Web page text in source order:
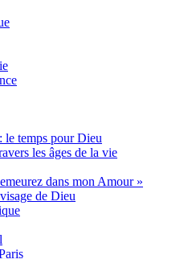
le temps pour Dieu
les âges de la vie
dans mon Amour »
de Dieu